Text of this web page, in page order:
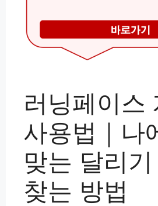
러닝페이스
사용법｜나
맞는 달리
찾는 방법